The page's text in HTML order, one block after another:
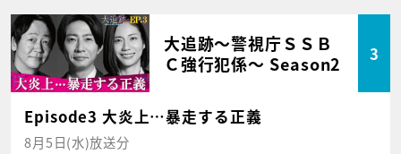
大追跡～警視庁ＳＳＢ
Ｃ強行犯係～ Season2
3
Episode3 大炎上…暴走する正義
8月5日(水)放送分